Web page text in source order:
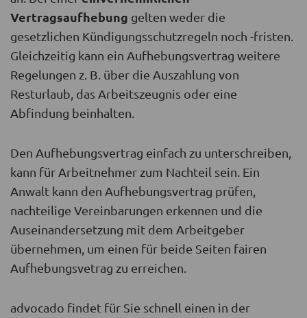
Vertragsaufhebung gelten weder die
gesetzlichen Kündigungsschutzregeln noch -fristen.
Gleichzeitig kann ein Aufhebungsvertrag weitere
Regelungen z. B. über die Auszahlung von
Resturlaub, das Arbeitszeugnis oder eine
Abfindung beinhalten.
Den Aufhebungsvertrag einfach zu unterschreiben,
kann für Arbeitnehmer zum Nachteil sein. Ein
Anwalt kann den Aufhebungsvertrag prüfen,
nachteilige Vereinbarungen erkennen und die
Auseinandersetzung mit dem Arbeitgeber
übernehmen, um einen für beide Seiten fairen
Aufhebungsvetrag zu erreichen.
advocado findet für Sie schnell einen in der